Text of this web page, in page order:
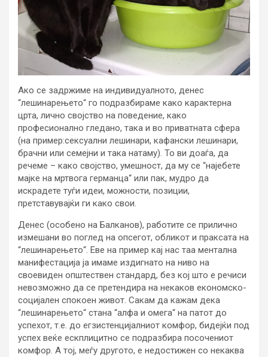
Ако се задржиме на индивидуалното, денес
“лешинарењето“ го подразбираме како карактерна
црта, лично својство на поведение, како
професионално гледано, така и во приватната сфера
(на пример:сексуални лешинари, кафански лешинари,
брачни или семејни и така натаму). То ви доаѓа, да
речеме – како својство, умешност, да му се “најебете
мајке на мртвога германца“ или пак, мудро да
искрадете туѓи идеи, можности, позиции,
претставувајќи ги како свои.
Денес (особено на Балканов), работите се прилично
измешани во поглед на опсегот, обликот и праксата на
“лешинарењето“. Еве на пример кај нас таа ментална
манифестација ја имаме издигнато на ниво на
своевиден општествен стандард, без кој што е речиси
невозможно да се претендира на некаков економско-
социјален спокоен живот. Сакам да кажам дека
“лешинарењето“ стана “алфа и омега“ на патот до
успехот, т.е. до егзистенцијалниот комфор, бидејќи под
успех веќе ескплицитно се подразбира посочениот
комфор. А тој, меѓу другото, е недостижен со некаква